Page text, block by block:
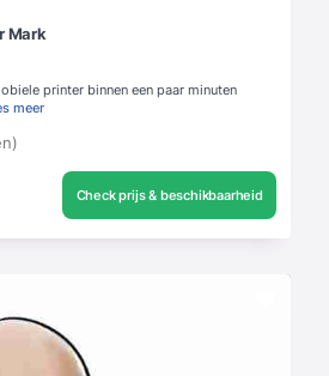
Mark
printer binnen een paar minuten
meer
Check prijs & beschikbaarheid